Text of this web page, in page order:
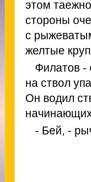
этом
стороны
с
желтые
Филатов -
на ствол
Он водил
- Бей, -